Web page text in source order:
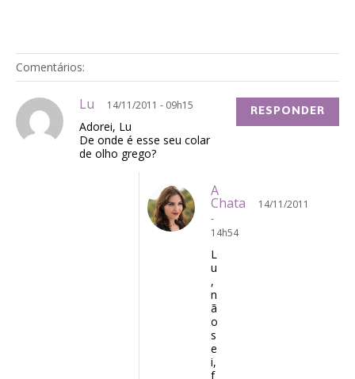
Comentários:
Lu 14/11/2011 - 09h15
Adorei, Lu
De onde é esse seu colar
de olho grego?
RESPONDER
A
Chata
14/11/2011
-
14h54
L
u
,
n
ã
o
s
e
i,
f